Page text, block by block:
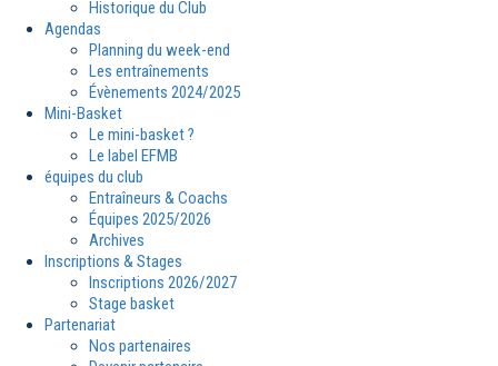
Historique du Club
Agendas
Planning du week-end
Les entraînements
Évènements 2024/2025
Mini-Basket
Le mini-basket ?
Le label EFMB
équipes du club
Entraîneurs & Coachs
Équipes 2025/2026
Archives
Inscriptions & Stages
Inscriptions 2026/2027
Stage basket
Partenariat
Nos partenaires